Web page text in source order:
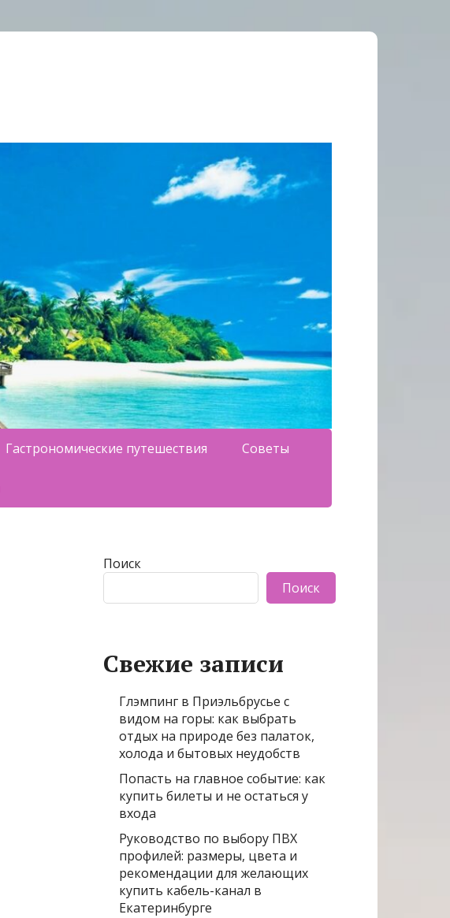
Гастрономические путешествия Советы
Поиск
Поиск
Свежие записи
Глэмпинг в Приэльбрусье с
видом на горы: как выбрать
отдых на природе без палаток,
холода и бытовых неудобств
Попасть на главное событие: как
купить билеты и не остаться у
входа
Руководство по выбору ПВХ
профилей: размеры, цвета и
рекомендации для желающих
купить кабель-канал в
Екатеринбурге